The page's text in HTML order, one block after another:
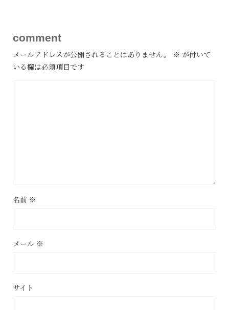
comment
メールアドレスが公開されることはありません。 ※ が付いて
いる欄は必須項目です
名前 ※
メール ※
サイト